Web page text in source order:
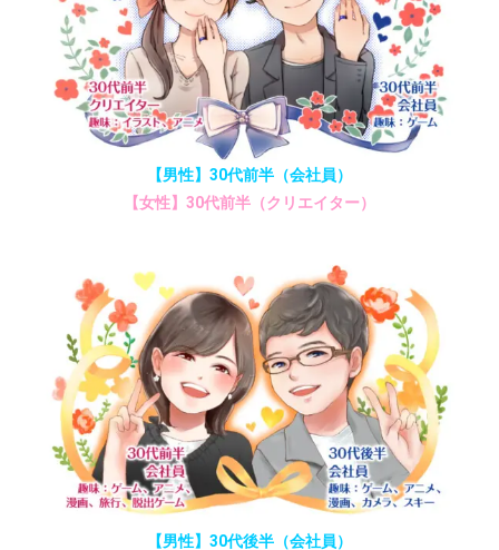
【男性】30代前半（会社員）
【女性】30代前半（クリエイター）
【男性】30代後半（会社員）